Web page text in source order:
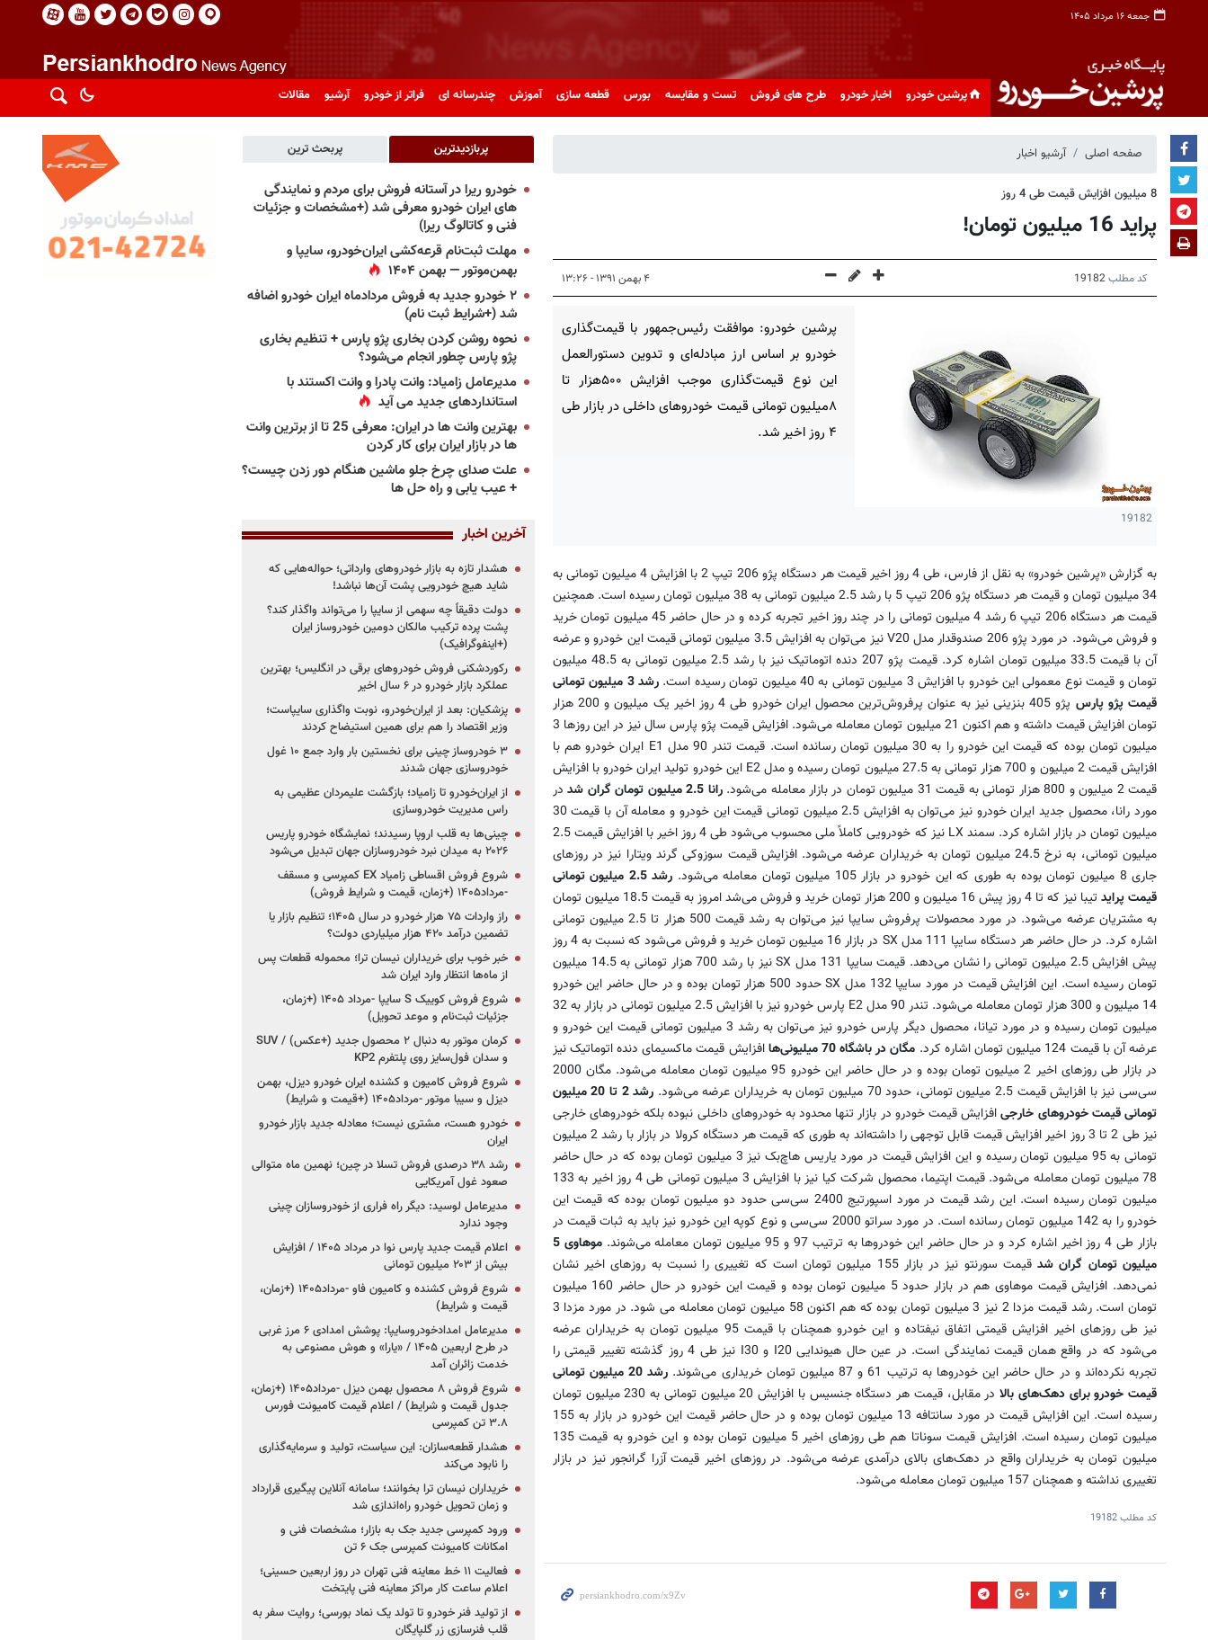
جمعه ۱۶ مرداد ۱۴۰۵
پرشین خودرو اخبار خودرو طرح های فروش تست و مقایسه بورس قطعه سازی آموزش چندرسانه ای فراتر از خودرو آرشیو مقالات
صفحه اصلی آرشیو اخبار
8 میلیون افزایش قیمت طی 4 روز
پراید 16 میلیون تومان!
کد مطلب19182 ۴ بهمن ۱۳۹۱ - ۱۳:۲۶
19182
پرشین خودرو: موافقت رئیس‌جمهور با قیمت‌گذاری
خودرو بر اساس ارز مبادله‌ای و تدوین دستورالعمل
این نوع قیمت‌گذاری موجب افزایش ۵۰۰هزار تا
۸میلیون تومانی قیمت خودروهای داخلی در بازار طی
۴ روز اخیر شد.
به گزارش «پرشین خودرو» به نقل از فارس، طی 4 روز اخیر قیمت هر دستگاه پژو 206 تیپ 2 با افزایش 4 میلیون تومانی به
34 میلیون تومان و قیمت هر دستگاه پژو 206 تیپ 5 با رشد 2.5 میلیون تومانی به 38 میلیون تومان رسیده است. همچنین
قیمت هر دستگاه 206 تیپ 6 رشد 4 میلیون تومانی را در چند روز اخیر تجربه کرده و در حال حاضر 45 میلیون تومان خرید
و فروش می‌شود. در مورد پژو 206 صندوقدار مدل V20 نیز می‌توان به افزایش 3.5 میلیون تومانی قیمت این خودرو و عرضه
آن با قیمت 33.5 میلیون تومان اشاره کرد. قیمت پژو 207 دنده اتوماتیک نیز با رشد 2.5 میلیون تومانی به 48.5 میلیون
تومان و قیمت نوع معمولی این خودرو با افزایش 3 میلیون تومانی به 40 میلیون تومان رسیده است.
رشد 3 میلیون تومانی
قیمت پژو پارس
پژو 405 بنزینی نیز به عنوان پرفروش‌ترین محصول ایران خودرو طی 4 روز اخیر یک میلیون و 200 هزار
تومان افزایش قیمت داشته و هم اکنون 21 میلیون تومان معامله می‌شود. افزایش قیمت پژو پارس سال نیز در این روزها 3
میلیون تومان بوده که قیمت این خودرو را به 30 میلیون تومان رسانده است. قیمت تندر 90 مدل E1 ایران خودرو هم با
افزایش قیمت 2 میلیون و 700 هزار تومانی به 27.5 میلیون تومان رسیده و مدل E2 این خودرو تولید ایران خودرو با افزایش
قیمت 2 میلیون و 800 هزار تومانی به قیمت 31 میلیون تومان در بازار معامله می‌شود.
رانا 2.5 میلیون تومان گران شد
در
مورد رانا، محصول جدید ایران خودرو نیز می‌توان به افزایش 2.5 میلیون تومانی قیمت این خودرو و معامله آن با قیمت 30
میلیون تومان در بازار اشاره کرد. سمند LX نیز که خودرویی کاملاً ملی محسوب می‌شود طی 4 روز اخیر با افزایش قیمت 2.5
میلیون تومانی، به نرخ 24.5 میلیون تومان به خریداران عرضه می‌شود. افزایش قیمت سوزوکی گرند ویتارا نیز در روزهای
جاری 8 میلیون تومان بوده به طوری که این خودرو در بازار 105 میلیون تومان معامله می‌شود.
رشد 2.5 میلیون تومانی
قیمت پراید
تیبا نیز که تا 4 روز پیش 16 میلیون و 200 هزار تومان خرید و فروش می‌شد امروز به قیمت 18.5 میلیون تومان
به مشتریان عرضه می‌شود. در مورد محصولات پرفروش سایپا نیز می‌توان به رشد قیمت 500 هزار تا 2.5 میلیون تومانی
اشاره کرد. در حال حاضر هر دستگاه سایپا 111 مدل SX در بازار 16 میلیون تومان خرید و فروش می‌شود که نسبت به 4 روز
پیش افزایش 2.5 میلیون تومانی را نشان می‌دهد. قیمت سایپا 131 مدل SX نیز با رشد 700 هزار تومانی به 14.5 میلیون
تومان رسیده است. این افزایش قیمت در مورد سایپا 132 مدل SX حدود 500 هزار تومان بوده و در حال حاضر این خودرو
14 میلیون و 300 هزار تومان معامله می‌شود. تندر 90 مدل E2 پارس خودرو نیز با افزایش 2.5 میلیون تومانی در بازار به 32
میلیون تومان رسیده و در مورد تیانا، محصول دیگر پارس خودرو نیز می‌توان به رشد 3 میلیون تومانی قیمت این خودرو و
عرضه آن با قیمت 124 میلیون تومان اشاره کرد.
مگان در باشگاه 70 میلیونی‌ها
افزایش قیمت ماکسیمای دنده اتوماتیک نیز
در بازار طی روزهای اخیر 2 میلیون تومان بوده و در حال حاضر این خودرو 95 میلیون تومان معامله می‌شود. مگان 2000
سی‌سی نیز با افزایش قیمت 2.5 میلیون تومانی، حدود 70 میلیون تومان به خریداران عرضه می‌شود.
رشد 2 تا 20 میلیون
تومانی قیمت خودروهای خارجیافزایش قیمت خودرو در بازار تنها محدود به خودروهای داخلی نبوده بلکه خودروهای خارجی
نیز طی 2 تا 3 روز اخیر افزایش قیمت قابل توجهی را داشته‌اند به طوری که قیمت هر دستگاه کرولا در بازار با رشد 2 میلیون
تومانی به 95 میلیون تومان رسیده و این افزایش قیمت در مورد یاریس هاچ‌بک نیز 3 میلیون تومان بوده که در حال حاضر
78 میلیون تومان معامله می‌شود. قیمت اپتیما، محصول شرکت کیا نیز با افزایش 3 میلیون تومانی طی 4 روز اخیر به 133
میلیون تومان رسیده است. این رشد قیمت در مورد اسپورتیج 2400 سی‌سی حدود دو میلیون تومان بوده که قیمت این
خودرو را به 142 میلیون تومان رسانده است. در مورد سراتو 2000 سی‌سی و نوع کوپه این خودرو نیز باید به ثبات قیمت در
بازار طی 4 روز اخیر اشاره کرد و در حال حاضر این خودروها به ترتیب 97 و 95 میلیون تومان معامله می‌شوند.
موهاوی 5
میلیون تومان گران شد
قیمت سورنتو نیز در بازار 155 میلیون تومان است که تغییری را نسبت به روزهای اخیر نشان
نمی‌دهد. افزایش قیمت موهاوی هم در بازار حدود 5 میلیون تومان بوده و قیمت این خودرو در حال حاضر 160 میلیون
تومان است. رشد قیمت مزدا 2 نیز 3 میلیون تومان بوده که هم اکنون 58 میلیون تومان معامله می شود. در مورد مزدا 3
نیز طی روزهای اخیر افزایش قیمتی اتفاق نیفتاده و این خودرو همچنان با قیمت 95 میلیون تومان به خریداران عرضه
می‌شود که در واقع همان قیمت نمایندگی است. در عین حال هیوندایی I20 و I30 نیز طی 4 روز گذشته تغییر قیمتی را
تجربه نکرده‌اند و در حال حاضر این خودروها به ترتیب 61 و 87 میلیون تومان خریداری می‌شوند.
رشد 20 میلیون تومانی
قیمت خودرو برای دهک‌های بالا
در مقابل، قیمت هر دستگاه جنسیس با افزایش 20 میلیون تومانی به 230 میلیون تومان
رسیده است. این افزایش قیمت در مورد سانتافه 13 میلیون تومان بوده و در حال حاضر قیمت این خودرو در بازار به 155
میلیون تومان رسیده است. افزایش قیمت سوناتا هم طی روزهای اخیر 5 میلیون تومان بوده و این خودرو به قیمت 135
میلیون تومان به خریداران واقع در دهک‌های بالای درآمدی عرضه می‌شود. در روزهای اخیر قیمت آزرا گرانجور نیز در بازار
تغییری نداشته و همچنان 157 میلیون تومان معامله می‌شود.
کد مطلب19182
پربازدیدترین پربحث ترین
خودرو ریرا در آستانه فروش برای مردم و نمایندگی
های ایران خودرو معرفی شد (+مشخصات و جزئیات
فنی و کاتالوگ ریرا)
مهلت ثبت‌نام قرعه‌کشی ایران‌خودرو، سایپا و
بهمن‌موتور — بهمن ۱۴۰۴
۲ خودرو جدید به فروش مردادماه ایران خودرو اضافه
شد (+شرایط ثبت نام)
نحوه روشن کردن بخاری پژو پارس + تنظیم بخاری
پژو پارس چطور انجام می‌شود؟
مدیرعامل زامیاد: وانت پادرا و وانت اکستند با
استانداردهای جدید می آید
بهترین وانت ها در ایران: معرفی 25 تا از برترین وانت
ها در بازار ایران برای کار کردن
علت صدای چرخ جلو ماشین هنگام دور زدن چیست؟
+ عیب یابی و راه حل ها
آخرین اخبار
هشدار تازه به بازار خودروهای وارداتی؛ حواله‌هایی که
شاید هیچ خودرویی پشت آن‌ها نباشد!
دولت دقیقاً چه سهمی از سایپا را می‌تواند واگذار کند؟
پشت پرده ترکیب مالکان دومین خودروساز ایران
(+اینفوگرافیک)
رکوردشکنی فروش خودروهای برقی در انگلیس؛ بهترین
عملکرد بازار خودرو در ۶ سال اخیر
پزشکیان: بعد از ایران‌خودرو، نوبت واگذاری سایپاست؛
وزیر اقتصاد را هم برای همین استیضاح کردند
۳ خودروساز چینی برای نخستین بار وارد جمع ۱۰ غول
خودروسازی جهان شدند
از ایران‌خودرو تا زامیاد؛ بازگشت علیمردان عظیمی به
راس مدیریت خودروسازی
چینی‌ها به قلب اروپا رسیدند؛ نمایشگاه خودرو پاریس
۲۰۲۶ به میدان نبرد خودروسازان جهان تبدیل می‌شود
شروع فروش اقساطی زامیاد EX کمپرسی و مسقف
-مرداد۱۴۰۵ (+زمان، قیمت و شرایط فروش)
راز واردات ۷۵ هزار خودرو در سال ۱۴۰۵؛ تنظیم بازار یا
تضمین درآمد ۴۲۰ هزار میلیاردی دولت؟
خبر خوب برای خریداران نیسان ترا؛ محموله قطعات پس
از ماه‌ها انتظار وارد ایران شد
شروع فروش کوییک S سایپا -مرداد ۱۴۰۵ (+زمان،
جزئیات ثبت‌نام و موعد تحویل)
کرمان موتور به دنبال ۲ محصول جدید (+عکس) / SUV
و سدان فول‌سایز روی پلتفرم KP2
شروع فروش کامیون و کشنده ایران خودرو دیزل، بهمن
دیزل و سیبا موتور -مرداد۱۴۰۵ (+قیمت و شرایط)
خودرو هست، مشتری نیست؛ معادله جدید بازار خودرو
ایران
رشد ۳۸ درصدی فروش تسلا در چین؛ نهمین ماه متوالی
صعود غول آمریکایی
مدیرعامل لوسید: دیگر راه فراری از خودروسازان چینی
وجود ندارد
اعلام قیمت جدید پارس نوا در مرداد ۱۴۰۵ / افزایش
بیش از ۲۰۳ میلیون تومانی
شروع فروش کشنده و کامیون فاو -مرداد۱۴۰۵ (+زمان،
قیمت و شرایط)
مدیرعامل امدادخودروسایپا: پوشش امدادی ۶ مرز غربی
در طرح اربعین ۱۴۰۵ / «یارا» و هوش مصنوعی به
خدمت زائران آمد
شروع فروش ۸ محصول بهمن دیزل -مرداد۱۴۰۵ (+زمان،
جدول قیمت و شرایط) / اعلام قیمت کامیونت فورس
۳.۸ تن کمپرسی
هشدار قطعه‌سازان: این سیاست، تولید و سرمایه‌گذاری
را نابود می‌کند
خریداران نیسان ترا بخوانند؛ سامانه آنلاین پیگیری قرارداد
و زمان تحویل خودرو راه‌اندازی شد
ورود کمپرسی جدید جک به بازار؛ مشخصات فنی و
امکانات کامیونت کمپرسی جک ۶ تن
فعالیت ۱۱ خط معاینه فنی تهران در روز اربعین حسینی؛
اعلام ساعت کار مراکز معاینه فنی پایتخت
از تولید فنر خودرو تا تولد یک نماد بورسی؛ روایت سفر به
قلب فنرسازی زر گلپایگان